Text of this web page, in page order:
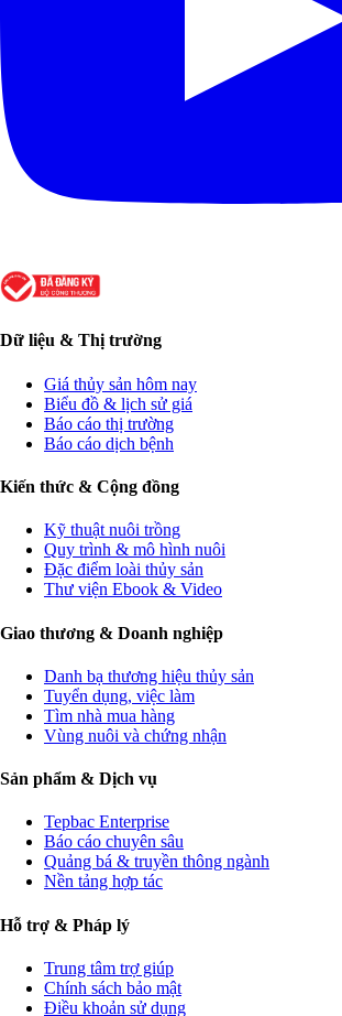
Dữ liệu & Thị trường
Giá thủy sản hôm nay
Biểu đồ & lịch sử giá
Báo cáo thị trường
Báo cáo dịch bệnh
Kiến thức & Cộng đồng
Kỹ thuật nuôi trồng
Quy trình & mô hình nuôi
Đặc điểm loài thủy sản
Thư viện Ebook & Video
Giao thương & Doanh nghiệp
Danh bạ thương hiệu thủy sản
Tuyển dụng, việc làm
Tìm nhà mua hàng
Vùng nuôi và chứng nhận
Sản phẩm & Dịch vụ
Tepbac Enterprise
Báo cáo chuyên sâu
Quảng bá & truyền thông ngành
Nền tảng hợp tác
Hỗ trợ & Pháp lý
Trung tâm trợ giúp
Chính sách bảo mật
Điều khoản sử dụng